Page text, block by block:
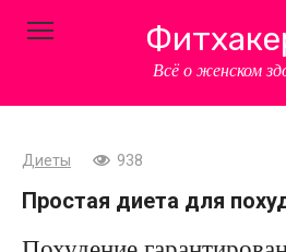
Всё о женском
Диеты 938
Простая диета для